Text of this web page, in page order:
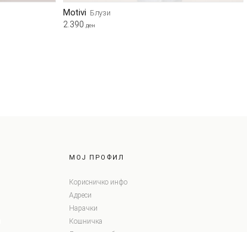
Motivi Блузи
2.390 ден
МОЈ ПРОФИЛ
Корисничко инфо
Адреси
Нарачки
Кошничка